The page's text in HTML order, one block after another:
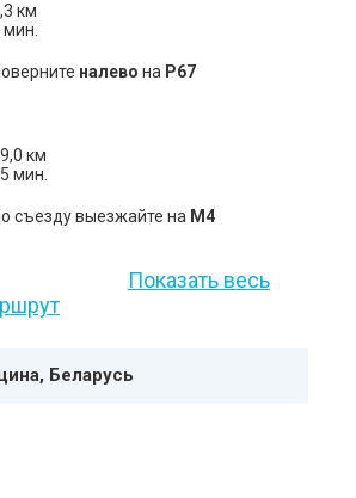
км
мин.
налево на Р67
км
мин.
съезду выезжайте на M4
Показать весь
Беларусь